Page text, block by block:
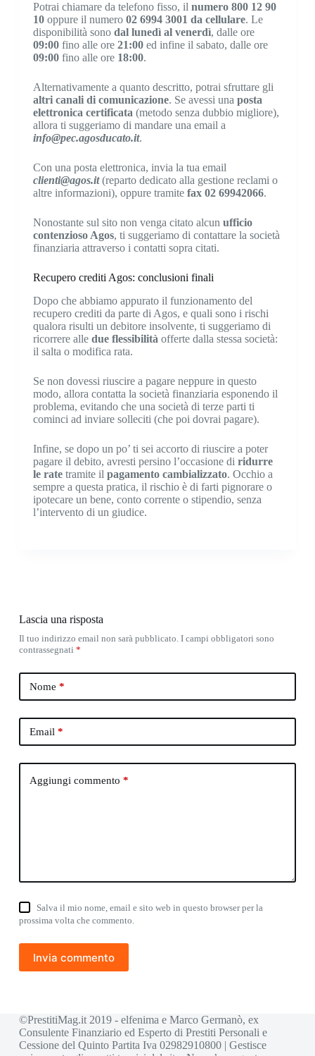
Potrai chiamare da telefono fisso, il numero 800 12 90
10oppure il numero 02 6994 3001 da cellulare. Le
disponibilità sono dal lunedì al venerdì, dalle ore
09:00fino alle ore 21:00ed infine il sabato, dalle ore
09:00fino alle ore 18:00.
Alternativamente a quanto descritto, potrai sfruttare gli
altri canali di comunicazione. Se avessi una posta
elettronica certificata (metodo senza dubbio migliore),
allora ti suggeriamo di mandare una email a
info@pec.agosducato.it.
Con una posta elettronica, invia la tua email
clienti@agos.it(reparto dedicato alla gestione reclami o
altre informazioni), oppure tramite fax 02 69942066.
Nonostante sul sito non venga citato alcun ufficio
contenzioso Agos, ti suggeriamo di contattare la società
finanziaria attraverso i contatti sopra citati.
Recupero crediti Agos: conclusioni finali
Dopo che abbiamo appurato il funzionamento del
recupero crediti da parte di Agos, e quali sono i rischi
qualora risulti un debitore insolvente, ti suggeriamo di
ricorrere alle due flessibilità offerte dalla stessa società:
il salta o modifica rata.
Se non dovessi riuscire a pagare neppure in questo
modo, allora contatta la società finanziaria esponendo il
problema, evitando che una società di terze parti ti
cominci ad inviare solleciti (che poi dovrai pagare).
Infine, se dopo un po’ ti sei accorto di riuscire a poter
pagare il debito, avresti persino l’occasione di ridurre
le ratetramite il pagamento cambializzato. Occhio a
sempre a questa pratica, il rischio è di farti pignorare o
ipotecare un bene, conto corrente o stipendio, senza
l’intervento di un giudice.
Lascia una risposta
Il tuo indirizzo email non sarà pubblicato. I campi obbligatori sono
contrassegnati *
Nome *
Email *
Aggiungi commento *
Salva il mio nome, email e sito web in questo browser per la
prossima volta che commento.
Invia commento
©PrestitiMag.it 2019 - elfenima e Marco Germanò, ex
Consulente Finanziario ed Esperto di Prestiti Personali e
Cessione del Quinto Partita Iva 02982910800 | Gestisce